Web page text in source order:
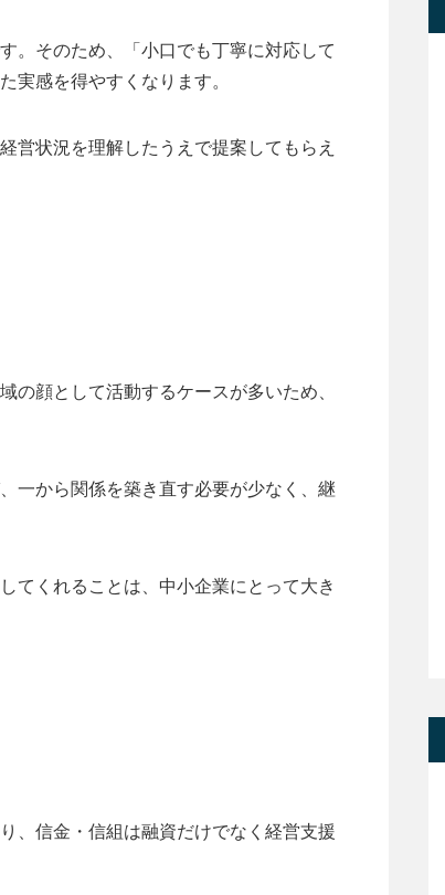
。そのため、「小口でも丁寧に対応して
実感を得やすくなります。
営状況を理解したうえで提案してもらえ
の顔として活動するケースが多いため、
一から関係を築き直す必要が少なく、継
てくれることは、中小企業にとって大き
、信金・信組は融資だけでなく経営支援